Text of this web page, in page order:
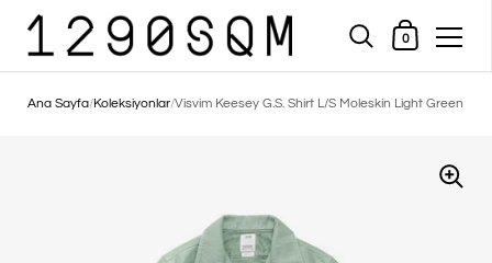
Alışveriş Sepeti
0
Ana Sayfa/Koleksiyonlar/Visvim Keesey G.S. Shirt L/S Moleskin Light Green